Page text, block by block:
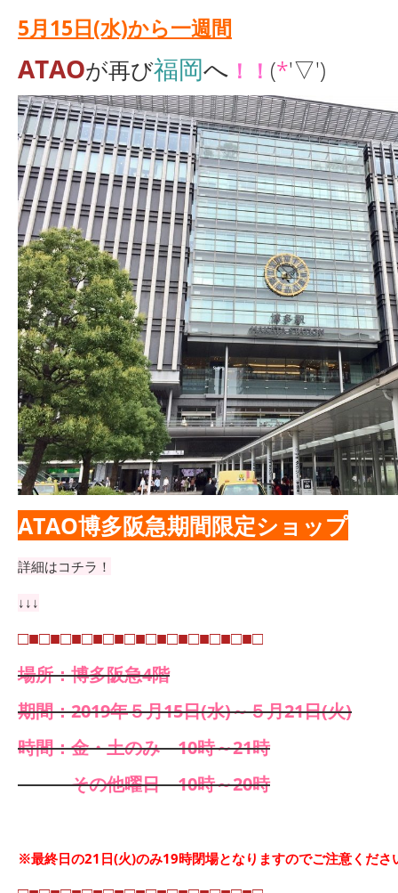
5月15日(水)から一週間
ATAOが再び福岡へ ！！ (*'▽')
ATAO博多阪急期間限定ショップ
詳細はコチラ！
↓↓↓
□■□■□■□■□■□■□■□■□■□■□■□
場所：博多阪急4階
期間：2019年５月15日(水)～５月21日(火)
時間：金・土のみ 10時～21時
その他曜日 10時～20時
※最終日の21 日(火)のみ19時閉場となりますのでご注意くださ